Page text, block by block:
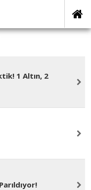
1 Altın, 2